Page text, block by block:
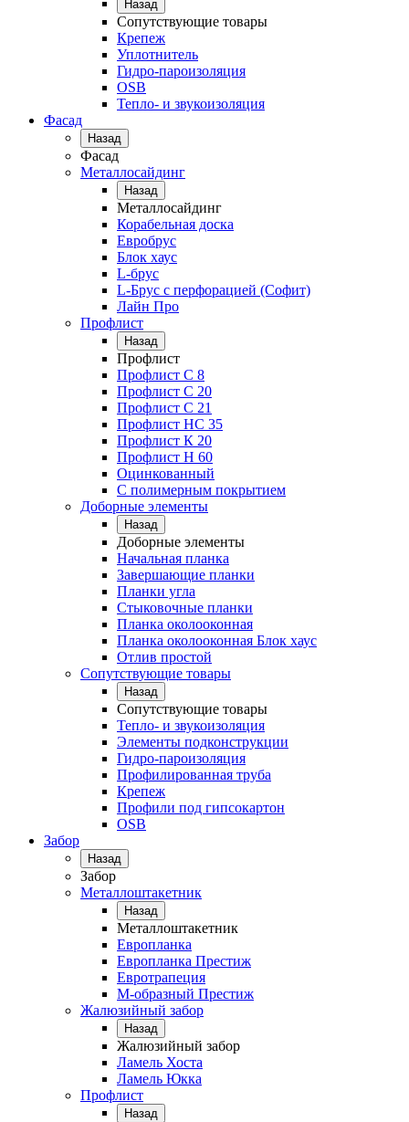
Назад
Сопутствующие товары
Крепеж
Уплотнитель
Гидро-пароизоляция
OSB
Тепло- и звукоизоляция
Фасад
Назад
Фасад
Металлосайдинг
Назад
Металлосайдинг
Корабельная доска
Евробрус
Блок хаус
L-брус
L-Брус с перфорацией (Софит)
Лайн Про
Профлист
Назад
Профлист
Профлист С 8
Профлист С 20
Профлист C 21
Профлист НС 35
Профлист К 20
Профлист Н 60
Оцинкованный
С полимерным покрытием
Доборные элементы
Назад
Доборные элементы
Начальная планка
Завершающие планки
Планки угла
Стыковочные планки
Планка околооконная
Планка околооконная Блок хаус
Отлив простой
Сопутствующие товары
Назад
Сопутствующие товары
Тепло- и звукоизоляция
Элементы подконструкции
Гидро-пароизоляция
Профилированная труба
Крепеж
Профили под гипсокартон
OSB
Забор
Назад
Забор
Металлоштакетник
Назад
Металлоштакетник
Европланка
Европланка Престиж
Евротрапеция
М-образный Престиж
Жалюзийный забор
Назад
Жалюзийный забор
Ламель Хоста
Ламель Юкка
Профлист
Назад